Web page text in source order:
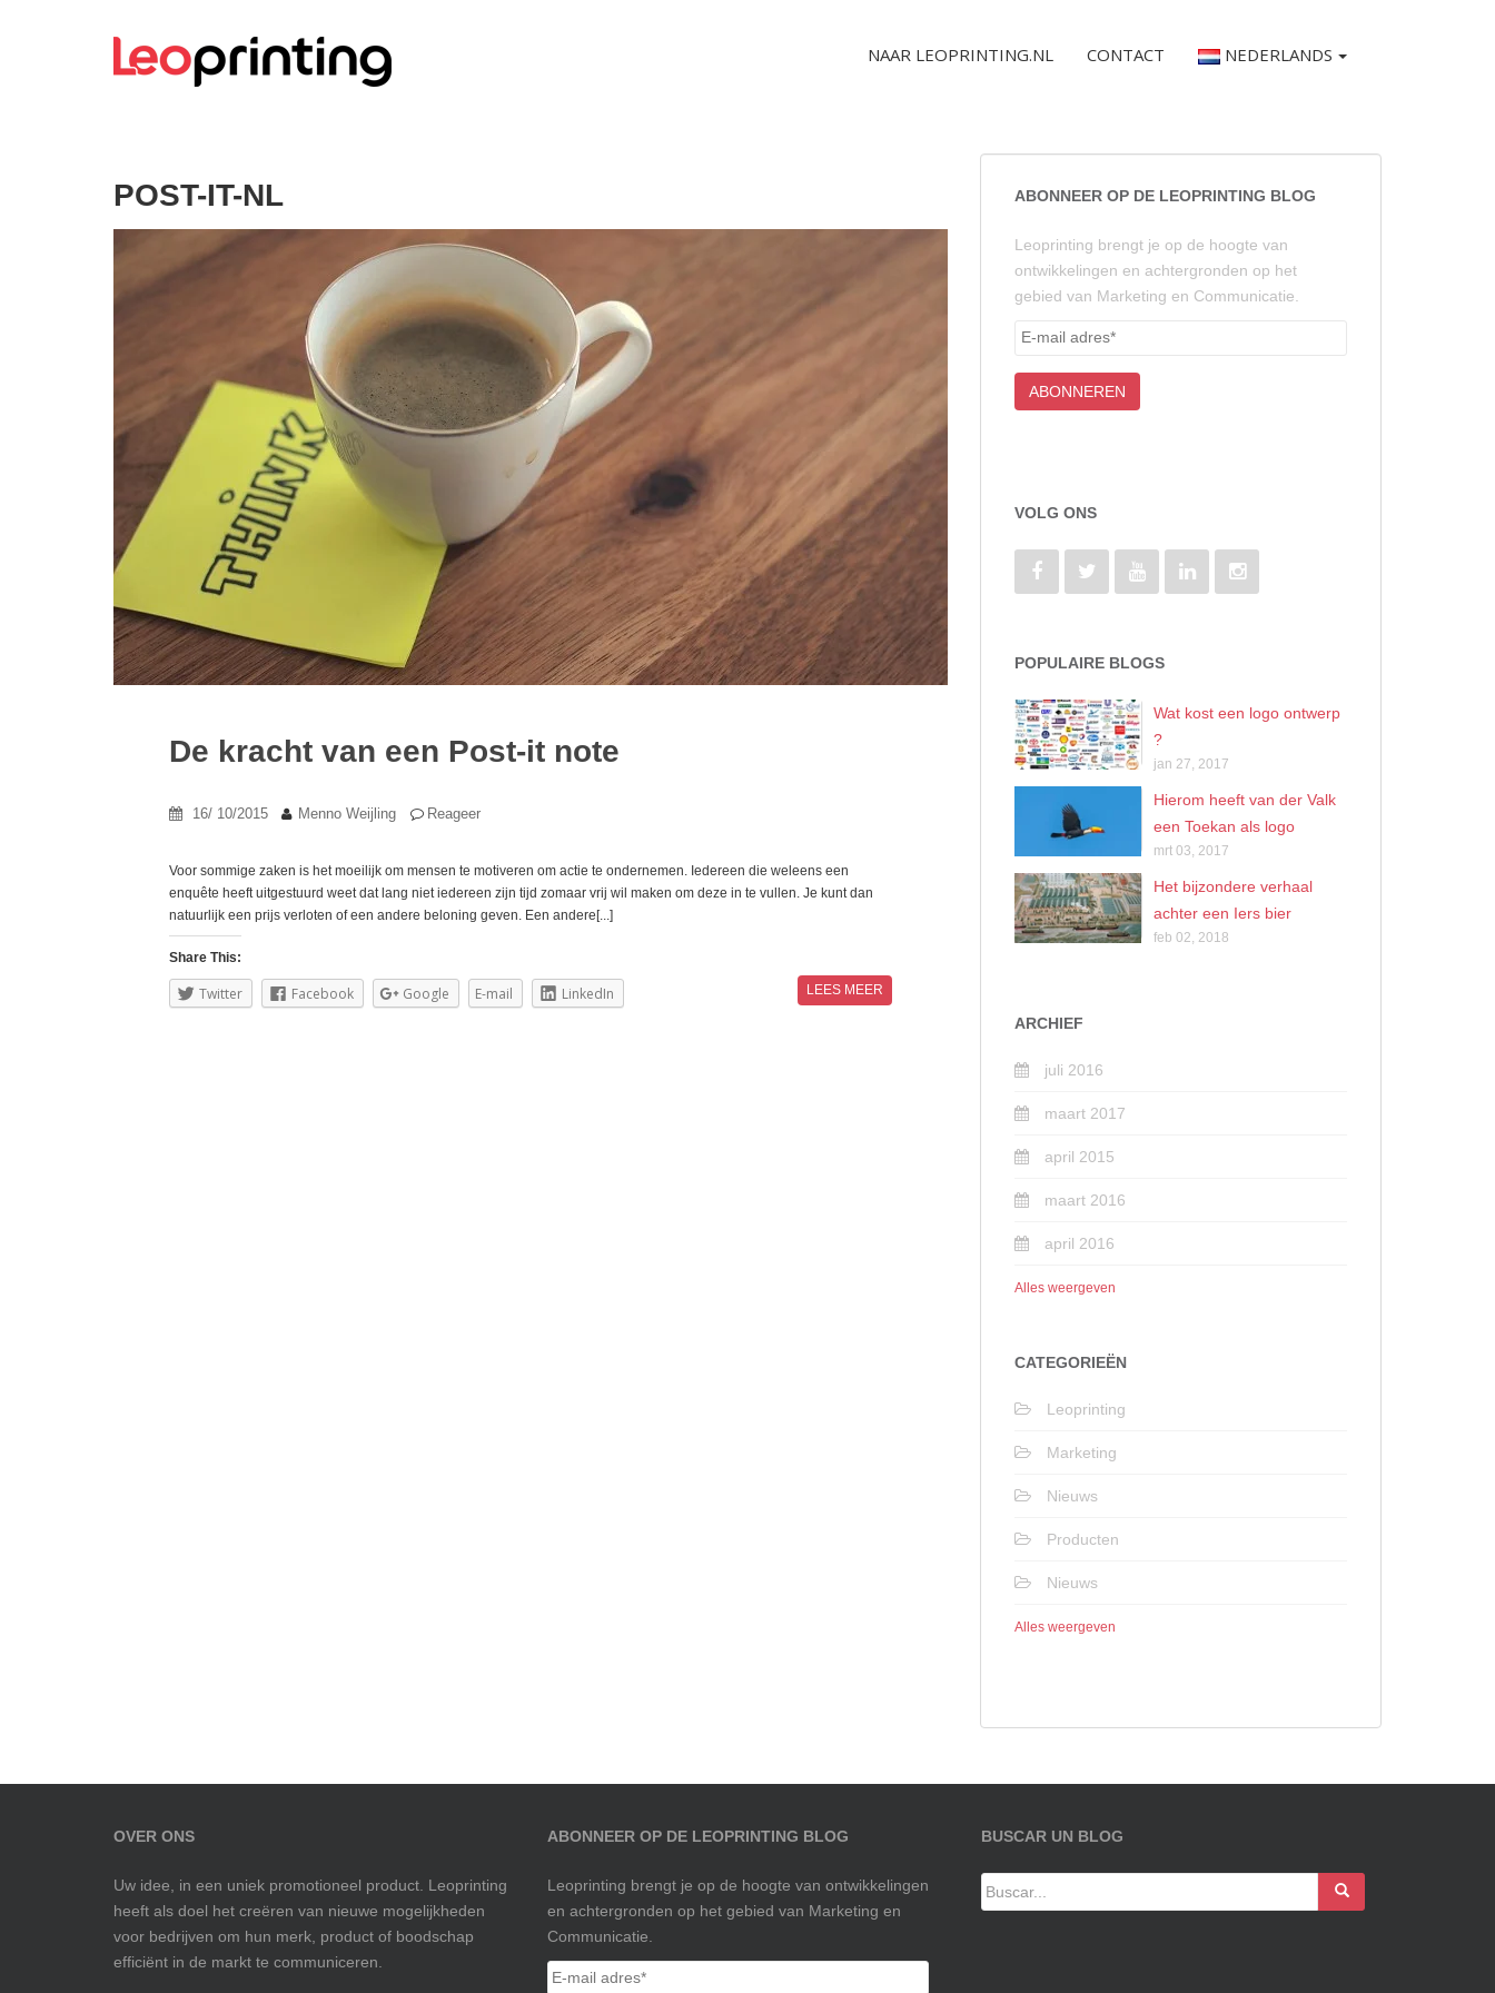
NAAR LEOPRINTING.NL CONTACT NEDERLANDS
POST-IT-NL
De kracht van een Post-it note
16/ 10/2015 Menno Weijling Reageer
Voor sommige zaken is het moeilijk om mensen te motiveren om actie te ondernemen. Iedereen die weleens een
enquête heeft uitgestuurd weet dat lang niet iedereen zijn tijd zomaar vrij wil maken om deze in te vullen. Je kunt dan
natuurlijk een prijs verloten of een andere beloning geven. Een andere[...]
Share This:
Twitter Facebook Google E-mail LinkedIn LEES MEER
ABONNEER OP DE LEOPRINTING BLOG
Leoprinting brengt je op de hoogte van
ontwikkelingen en achtergronden op het
gebied van Marketing en Communicatie.
VOLG ONS
POPULAIRE BLOGS
Wat kost een logo ontwerp
?
jan 27, 2017
Hierom heeft van der Valk
een Toekan als logo
mrt 03, 2017
Het bijzondere verhaal
achter een Iers bier
feb 02, 2018
ARCHIEF
juli 2016
maart 2017
april 2015
maart 2016
april 2016
Alles weergeven
CATEGORIEËN
Leoprinting
Marketing
Nieuws
Producten
Nieuws
Alles weergeven
OVER ONS
Uw idee, in een uniek promotioneel product. Leoprinting
heeft als doel het creëren van nieuwe mogelijkheden
voor bedrijven om hun merk, product of boodschap
efficiënt in de markt te communiceren.
ABONNEER OP DE LEOPRINTING BLOG
Leoprinting brengt je op de hoogte van ontwikkelingen
en achtergronden op het gebied van Marketing en
Communicatie.
BUSCAR UN BLOG